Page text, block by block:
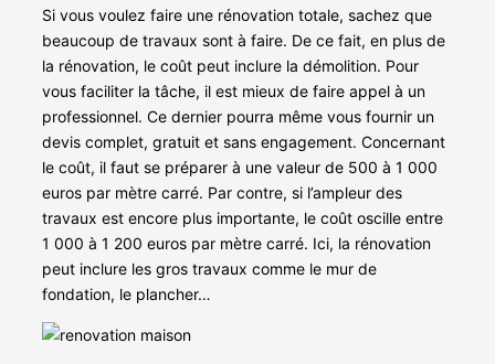
Si vous voulez faire une rénovation totale, sachez que
beaucoup de travaux sont à faire. De ce fait, en plus de
la rénovation, le coût peut inclure la démolition. Pour
vous faciliter la tâche, il est mieux de faire appel à un
professionnel. Ce dernier pourra même vous fournir un
devis complet, gratuit et sans engagement. Concernant
le coût, il faut se préparer à une valeur de 500 à 1 000
euros par mètre carré. Par contre, si l’ampleur des
travaux est encore plus importante, le coût oscille entre
1 000 à 1 200 euros par mètre carré. Ici, la rénovation
peut inclure les gros travaux comme le mur de
fondation, le plancher…